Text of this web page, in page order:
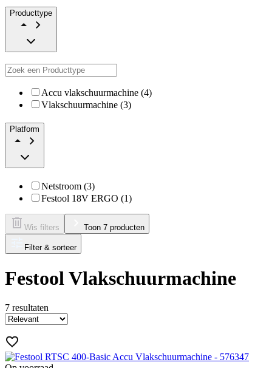
Producttype
Accu vlakschuurmachine (4)
Vlakschuurmachine (3)
Platform
Netstroom (3)
Festool 18V ERGO (1)
Wis filters Toon 7 producten
Filter & sorteer
Festool Vlakschuurmachine
7 resultaten